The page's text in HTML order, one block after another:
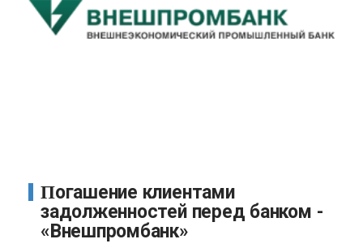
Погашение клиентами
задолженностей перед банком -
«Внешпромбанк»